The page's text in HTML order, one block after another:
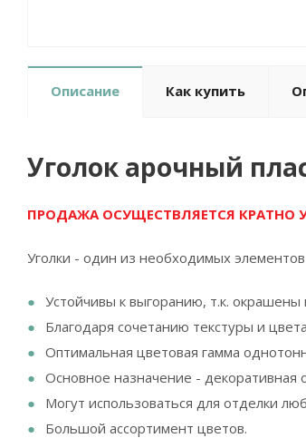
Описание Как купить
Уголок арочный
ПРОДАЖА ОСУЩЕСТВЛЯЕТСЯ КРАТНО
Уголки - один из необходимых
Устойчивы к выгоранию, т.к.
Благодаря сочетанию текстуры и
Оптимальная цветовая гамма
Основное назначение - декоративная
Могут использоваться для отделки
Большой ассортимент цветов.